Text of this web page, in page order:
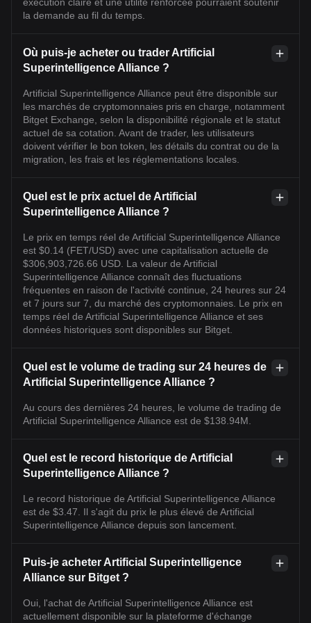
la demande au fil du temps.
Où puis-je acheter ou trader Artificial
Superintelligence Alliance ?
Artificial Superintelligence Alliance peut être disponible sur
les marchés de cryptomonnaies pris en charge, notamment
Bitget Exchange, selon la disponibilité régionale et le statut
actuel de sa cotation. Avant de trader, les utilisateurs
doivent vérifier le bon token, les détails du contrat ou de la
migration, les frais et les réglementations locales.
Quel est le prix actuel de Artificial
Superintelligence Alliance ?
Le prix en temps réel de Artificial Superintelligence Alliance
est $0.14 (FET/USD) avec une capitalisation actuelle de
$306,903,726.66 USD. La valeur de Artificial
Superintelligence Alliance connaît des fluctuations
fréquentes en raison de l'activité continue, 24 heures sur 24
et 7 jours sur 7, du marché des cryptomonnaies. Le prix en
temps réel de Artificial Superintelligence Alliance et ses
données historiques sont disponibles sur Bitget.
Quel est le volume de trading sur 24 heures de
Artificial Superintelligence Alliance ?
Au cours des dernières 24 heures, le volume de trading de
Artificial Superintelligence Alliance est de $138.94M.
Quel est le record historique de Artificial
Superintelligence Alliance ?
Le record historique de Artificial Superintelligence Alliance
est de $3.47. Il s'agit du prix le plus élevé de Artificial
Superintelligence Alliance depuis son lancement.
Puis-je acheter Artificial Superintelligence
Alliance sur Bitget ?
Oui, l'achat de Artificial Superintelligence Alliance est
actuellement disponible sur la plateforme d'échange